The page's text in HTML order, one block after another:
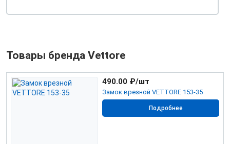
Товары бренда Vettore
Замок врезной VETTORE 153-35
490.00 ₽/шт
Подробнее